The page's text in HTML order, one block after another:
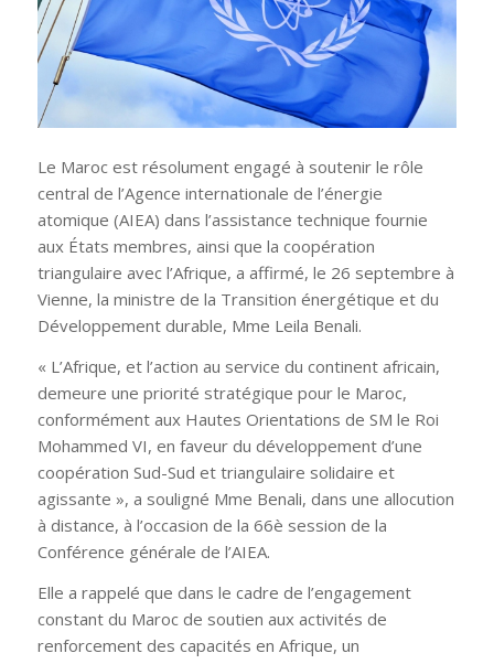
Le Maroc est résolument engagé à soutenir le rôle
central de l’Agence internationale de l’énergie
atomique (AIEA) dans l’assistance technique fournie
aux États membres, ainsi que la coopération
triangulaire avec l’Afrique, a affirmé, le 26 septembre à
Vienne, la ministre de la Transition énergétique et du
Développement durable, Mme Leila Benali.
« L’Afrique, et l’action au service du continent africain,
demeure une priorité stratégique pour le Maroc,
conformément aux Hautes Orientations de SM le Roi
Mohammed VI, en faveur du développement d’une
coopération Sud-Sud et triangulaire solidaire et
agissante », a souligné Mme Benali, dans une allocution
à distance, à l’occasion de la 66è session de la
Conférence générale de l’AIEA.
Elle a rappelé que dans le cadre de l’engagement
constant du Maroc de soutien aux activités de
renforcement des capacités en Afrique, un